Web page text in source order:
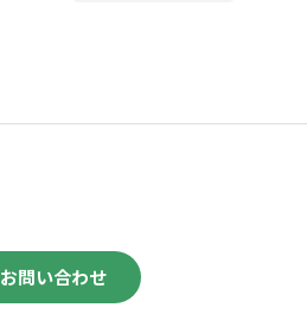
お問い合わせ